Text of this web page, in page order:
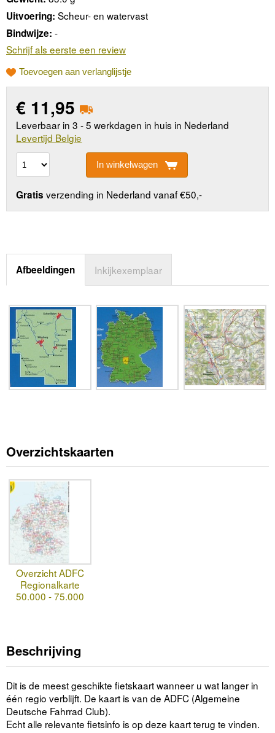
Uitvoering: Scheur- en watervast
Bindwijze: -
Schrijf als eerste een review
Toevoegen aan verlanglijstje
€ 11,95
Leverbaar in 3 - 5 werkdagen in huis in Nederland
Levertijd Belgie
In winkelwagen
Gratis verzending in Nederland vanaf €50,-
Afbeeldingen Inkijkexemplaar
Overzichtskaarten
Overzicht ADFC
Regionalkarte
50.000 - 75.000
Beschrijving
Dit is de meest geschikte fietskaart wanneer u wat langer in
één regio verblijft. De kaart is van de ADFC (Algemeine
Deutsche Fahrrad Club).
Echt alle relevante fietsinfo is op deze kaart terug te vinden.